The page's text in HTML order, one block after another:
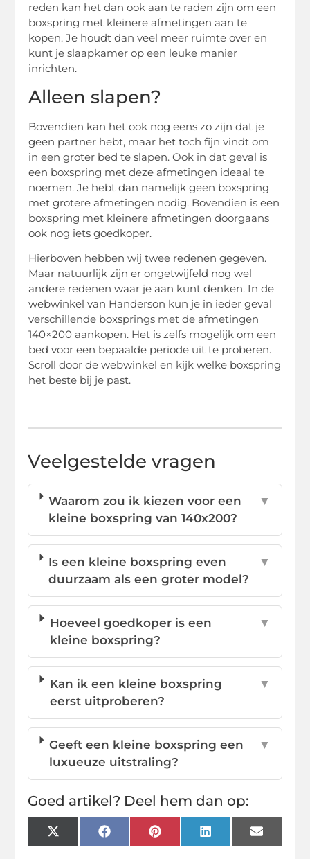
reden kan het dan ook aan te raden zijn om een
boxspring met kleinere afmetingen aan te
kopen. Je houdt dan veel meer ruimte over en
kunt je slaapkamer op een leuke manier
inrichten.
Alleen slapen?
Bovendien kan het ook nog eens zo zijn dat je
geen partner hebt, maar het toch fijn vindt om
in een groter bed te slapen. Ook in dat geval is
een boxspring met deze afmetingen ideaal te
noemen. Je hebt dan namelijk geen boxspring
met grotere afmetingen nodig. Bovendien is een
boxspring met kleinere afmetingen doorgaans
ook nog iets goedkoper.
Hierboven hebben wij twee redenen gegeven.
Maar natuurlijk zijn er ongetwijfeld nog wel
andere redenen waar je aan kunt denken. In de
webwinkel van Handerson kun je in ieder geval
verschillende boxsprings met de afmetingen
140×200 aankopen. Het is zelfs mogelijk om een
bed voor een bepaalde periode uit te proberen.
Scroll door de webwinkel en kijk welke boxspring
het beste bij je past.
Veelgestelde vragen
Waarom zou ik kiezen voor een
kleine boxspring van 140x200?
▼
Is een kleine boxspring even
duurzaam als een groter model?
▼
Hoeveel goedkoper is een
kleine boxspring?
▼
Kan ik een kleine boxspring
eerst uitproberen?
▼
Geeft een kleine boxspring een
luxueuze uitstraling?
▼
Goed artikel? Deel hem dan op:
X
(Twitter)
FacebookPinterestLinkedInEmail